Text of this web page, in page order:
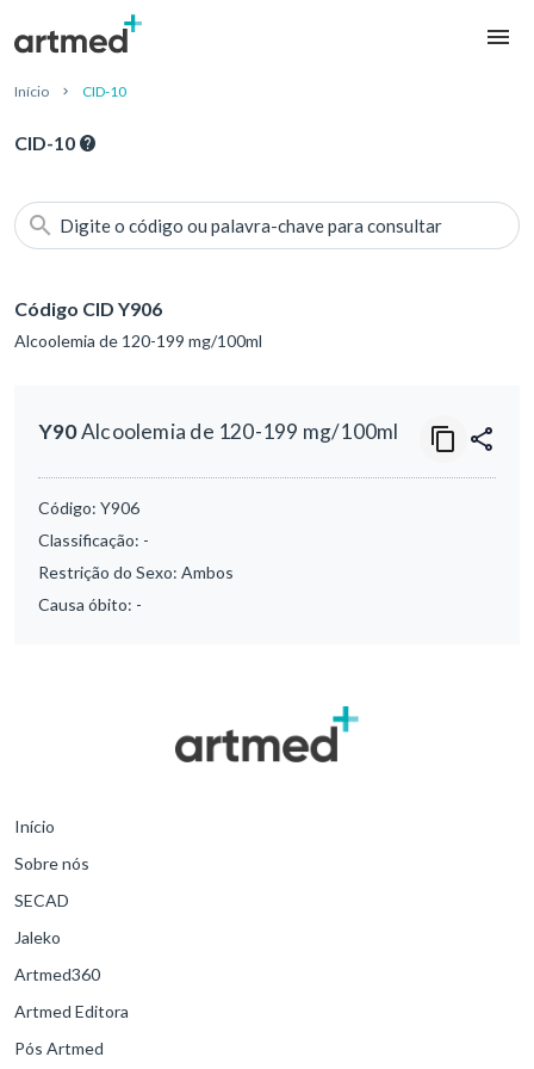
Início CID-10
CID-10
Digite o código ou palavra-chave para consultar
Código CID Y906
Alcoolemia de 120-199 mg/100ml
Y90Alcoolemia de 120-199 mg/100ml
Código: Y906
Classificação: -
Restrição do Sexo: Ambos
Causa óbito: -
Início
Sobre nós
SECAD
Jaleko
Artmed360
Artmed Editora
Pós Artmed